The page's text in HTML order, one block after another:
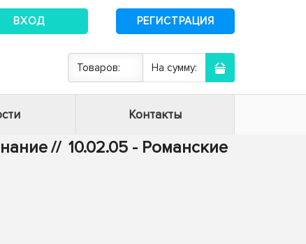
ВХОД РЕГИСТРАЦИЯ
Товаров: На сумму:
Контакты
// 10.02.05 - Романские